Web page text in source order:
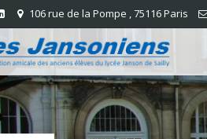
106 rue de la Pompe , 75116 Paris